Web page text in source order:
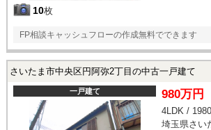
10枚
FP相談キャッシュフローの作成無料でできます
さいたま市中央区円阿弥2丁目の中古一戸建て
一戸建て 980万円
4LDK /
埼玉県さい